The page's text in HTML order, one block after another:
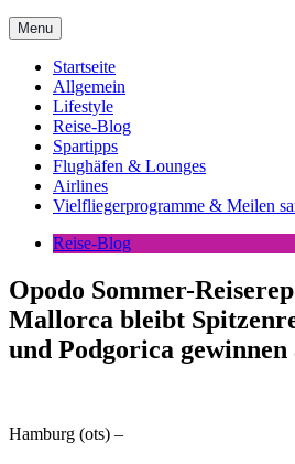
Menu
Startseite
Allgemein
Lifestyle
Reise-Blog
Spartipps
Flughäfen & Lounges
Airlines
Vielfliegerprogramme & Meilen
Reise-Blog
Opodo Sommer-
Mallorca bleibt
und Podgorica
Hamburg (ots) –